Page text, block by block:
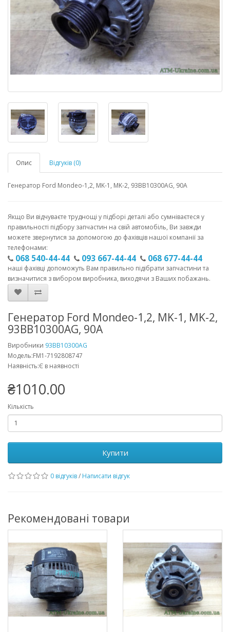
Опис Відгуків (0)
Генератор Ford Mondeo-1,2, MK-1, MK-2, 93BB10300AG, 90A
Якщо Ви відчуваєте труднощі у підборі деталі або сумніваєтеся у
правильності підбору запчастин на свій автомобіль, Ви завжди
можете звернутися за допомогою до фахівців нашої компанії за
телефонами:
068 540-44-44 093 667-44-44 068 677-44-44
наші фахівці допоможуть Вам правильно підібрати запчастини та
визначитися з вибором виробника, виходячи з Ваших побажань.
Генератор Ford Mondeo-1,2, MK-1, MK-2,
93BB10300AG, 90A
Виробники 93BB10300AG
Модель:FM1-7192808747
Наявність:Є в наявності
₴1010.00
Кількість
Купити
0 відгуків/ Написати відгук
Рекомендовані товари